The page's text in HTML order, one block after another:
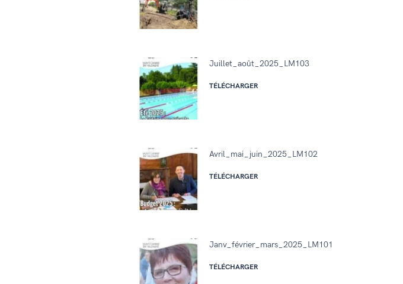
Juillet_août_2025_LM103
TÉLÉCHARGER
Avril_mai_juin_2025_LM102
TÉLÉCHARGER
Janv_février_mars_2025_LM101
TÉLÉCHARGER